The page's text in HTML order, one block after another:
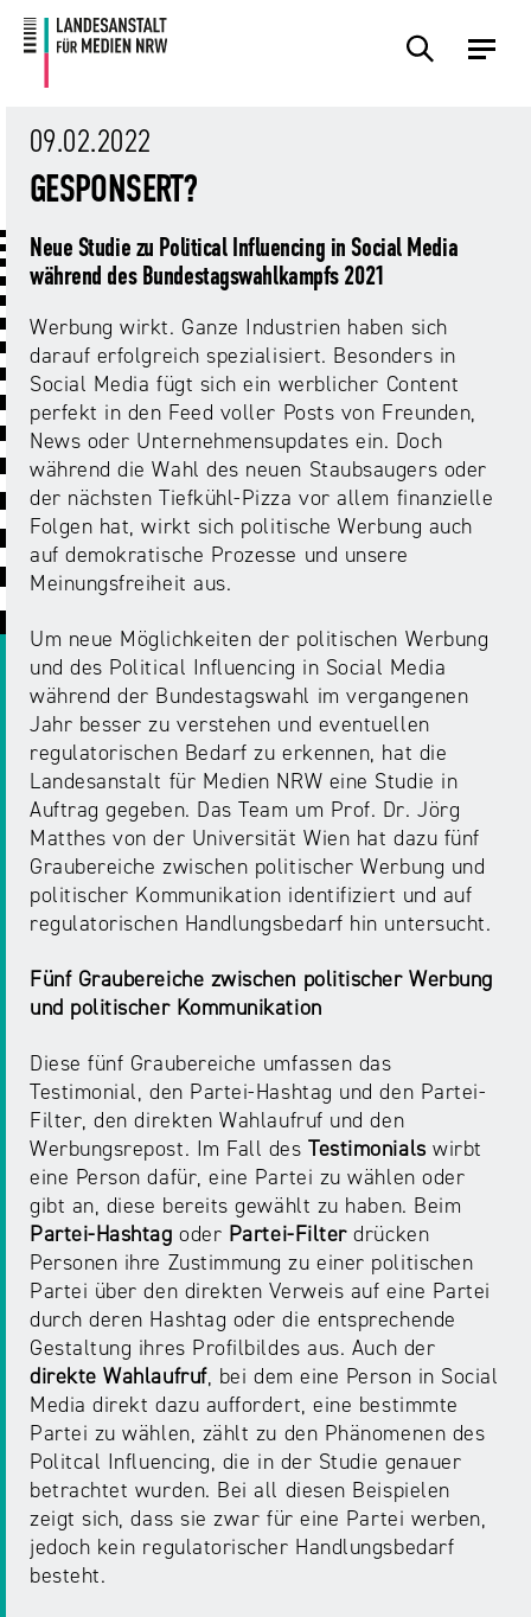
Zum
Inhalt
Zur
Navigation
Themen
Übersicht
Hass
Sexting.
Porno.
Missbrauch.
KI
in
der
Medienaufsicht
Europa
in
der
Medienregulierung
Audio
Desinformation
Medienvielfalt
am
NRW
Werbung
Events
Übersicht
Audiopreis
Audio
Summit
NRW
Campusradio-
Preis
Growth
Day
Laut-
und-
Klar-
Festival
Medienkarriere
NRW
Medienscouts
Convention
Medienversammlung
Preis
für
mediale
Partizipation
Roadshow
gegen
Desinformation
Safer
Internet
Day
Elternabende
Service
Übersicht
Angebote
Angebote
Übersicht
Frage?
Wir
Eltern
und
Medien
Internet-
ABC
Tecks
Juuuport
NRWision
FLIMMO
Info-
und
Lehrmaterial
Forschung
Förderungen
und
Ausschreibungen
Datenschutzaufsicht
Über
Übersicht
Die
für
Medien
NRW
Aufsicht
Regulierung
Regulierung
Übersicht
TV
und
Plattformen
Übersicht
Für
Anbietende
Medienplattformen
und
Benutzeroberflächen
Rechtsgrundlagen
Berichte
Die
Medienkommission
Die
Übersicht
Der
Kontakt
Anfahrt
Presse
Übersicht
Pressemitteilungen
Presseverteiler
Öffentliche
Bekanntmachungen
Download-
Bereich
09.02.2022
GESPONSERT?
Neue Studie zu Political Influencing in Social Media
während des Bundestagswahlkampfs 2021
Werbung wirkt. Ganze Industrien haben sich
darauf erfolgreich spezialisiert. Besonders in
Social Media fügt sich ein werblicher Content
perfekt in den Feed voller Posts von Freunden,
News oder Unternehmensupdates ein. Doch
während die Wahl des neuen Staubsaugers oder
der nächsten Tiefkühl-Pizza vor allem finanzielle
Folgen hat, wirkt sich politische Werbung auch
auf demokratische Prozesse und unsere
Meinungsfreiheit aus.
Um neue Möglichkeiten der politischen Werbung
und des Political Influencing in Social Media
während der Bundestagswahl im vergangenen
Jahr besser zu verstehen und eventuellen
regulatorischen Bedarf zu erkennen, hat die
Landesanstalt für Medien NRW eine Studie in
Auftrag gegeben. Das Team um Prof. Dr. Jörg
Matthes von der Universität Wien hat dazu fünf
Graubereiche zwischen politischer Werbung und
politischer Kommunikation identifiziert und auf
regulatorischen Handlungsbedarf hin untersucht.
Fünf Graubereiche zwischen politischer Werbung
und politischer Kommunikation
Diese fünf Graubereiche umfassen das
Testimonial, den Partei-Hashtag und den Partei-
Filter, den direkten Wahlaufruf und den
Werbungsrepost. Im Fall desTestimonialswirbt
eine Person dafür, eine Partei zu wählen oder
gibt an, diese bereits gewählt zu haben. Beim
Partei-Hashtag oder Partei-Filterdrücken
Personen ihre Zustimmung zu einer politischen
Partei über den direkten Verweis auf eine Partei
durch deren Hashtag oder die entsprechende
Gestaltung ihres Profilbildes aus. Auch der
direkte Wahlaufruf, bei dem eine Person in Social
Media direkt dazu auffordert, eine bestimmte
Partei zu wählen, zählt zu den Phänomenen des
Politcal Influencing, die in der Studie genauer
betrachtet wurden. Bei all diesen Beispielen
zeigt sich, dass sie zwar für eine Partei werben,
jedoch kein regulatorischer Handlungsbedarf
besteht.